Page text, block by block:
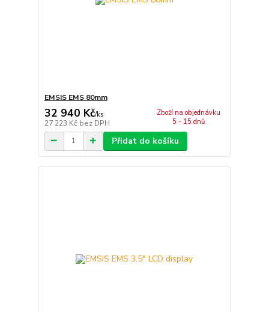
EMSIS EMS 80mm
32 940 Kč/ks
27 223 Kč bez DPH
Zboží na objednávku
5 - 15 dnů
Přidat do košíku